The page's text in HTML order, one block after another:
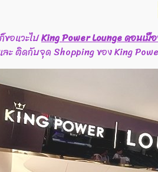
ขอแวะไปKing Power Lounge ดอนเมื
ะ ติดกับจุด Shopping ของ King